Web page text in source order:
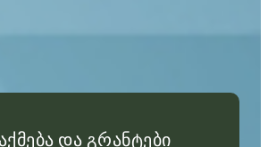
და გრანტები